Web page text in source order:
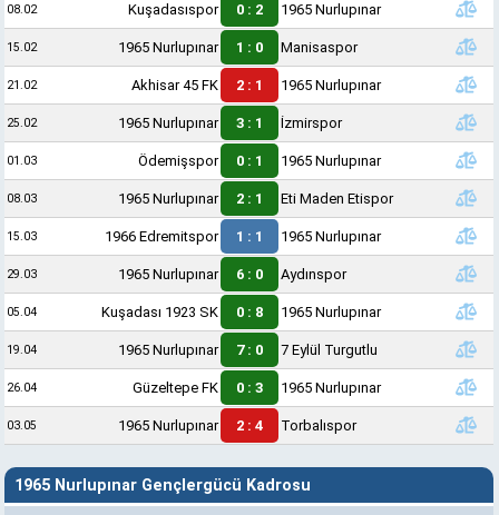
08.02 Kuşadasıspor 0 : 2 1965 Nurlupınar
15.02 1965 Nurlupınar 1 : 0 Manisaspor
21.02 Akhisar 45 FK 2 : 1 1965 Nurlupınar
25.02 1965 Nurlupınar 3 : 1 İzmirspor
01.03 Ödemişspor 0 : 1 1965 Nurlupınar
08.03 1965 Nurlupınar 2 : 1 Eti Maden Etispor
15.03 1966 Edremitspor 1 : 1 1965 Nurlupınar
29.03 1965 Nurlupınar 6 : 0 Aydınspor
05.04 Kuşadası 1923 SK 0 : 8 1965 Nurlupınar
19.04 1965 Nurlupınar 7 : 0 7 Eylül Turgutlu
26.04 Güzeltepe FK 0 : 3 1965 Nurlupınar
03.05 1965 Nurlupınar 2 : 4 Torbalıspor
1965 Nurlupınar Gençlergücü Kadrosu